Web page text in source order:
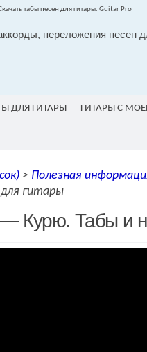
переложения песен
ДЛЯ ГИТАРЫ ГИТАРЫ С
> Полезная
гитары
Курю. Табы и